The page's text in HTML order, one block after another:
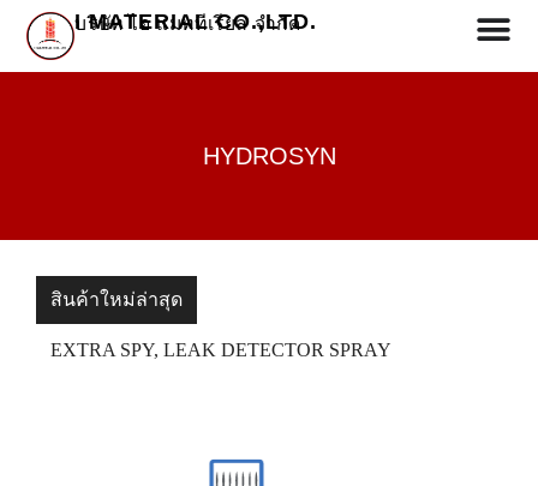
I MATERIAL CO.,LTD.
บริษัท ไอ แมททีเรียล จำกัด
HYDROSYN
สินค้าใหม่ล่าสุด
EXTRA SPY, LEAK DETECTOR SPRAY